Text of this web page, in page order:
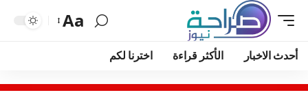
Aa
أحدث الاخبار الأكثر قراءة اخترنا لكم